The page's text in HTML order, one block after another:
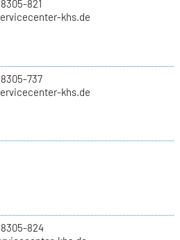
821
khs.de
737
khs.de
824